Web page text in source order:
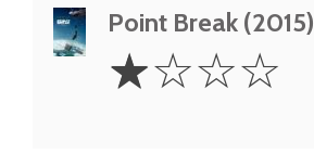
Point Break (2015)
Star
☆☆☆☆